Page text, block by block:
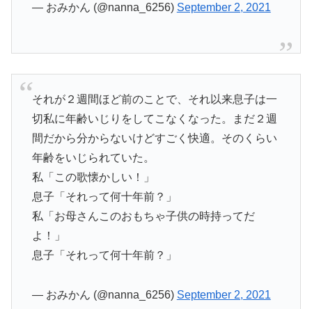
— おみかん (@nanna_6256) September 2, 2021
それが２週間ほど前のことで、それ以来息子は一
切私に年齢いじりをしてこなくなった。まだ２週
間だから分からないけどすごく快適。そのくらい
年齢をいじられていた。
私「この歌懐かしい！」
息子「それって何十年前？」
私「お母さんこのおもちゃ子供の時持ってだ
よ！」
息子「それって何十年前？」
— おみかん (@nanna_6256) September 2, 2021